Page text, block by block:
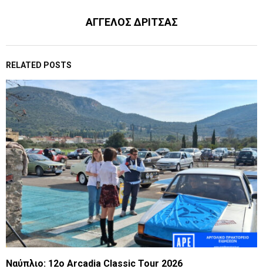
ΑΓΓΕΛΟΣ ΔΡΙΤΣΑΣ
RELATED POSTS
Nαύπλιο: 12ο Arcadia Classic Tour 2026